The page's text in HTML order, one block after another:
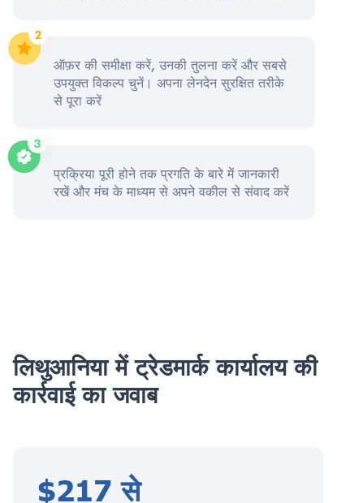
ऑफ़र की समीक्षा करें, उनकी तुलना करें और सबसे
उपयुक्त विकल्प चुनें। अपना लेनदेन सुरक्षित तरीके
से पूरा करें
प्रक्रिया पूरी होने तक प्रगति के बारे में जानकारी
रखें और मंच के माध्यम से अपने वकील से संवाद करें
लिथुआनिया में ट्रेडमार्क कार्यालय की
कार्रवाई का जवाब
$217 से